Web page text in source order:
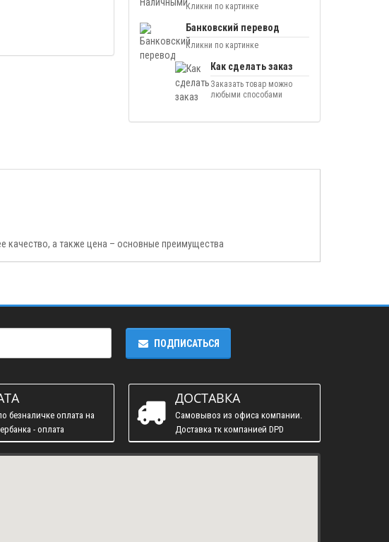
Кликни по картинке
Банковский перевод
Кликни по картинке
Как сделать заказ
Заказать товар можно
любыми способами
качество, а также цена – основные преимущества
ПОДПИСАТЬСЯ
безналичке оплата на
- оплата
ДОСТАВКА
Самовывоз из офиса компании.
Доставка тк компанией DPD